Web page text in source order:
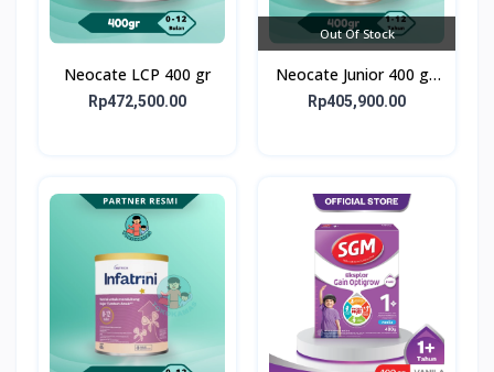
Neocate LCP 400 gr
Rp472,500.00
Out Of Stock
Neocate Junior 400 g -
Susu Formula Alergi
Rp405,900.00